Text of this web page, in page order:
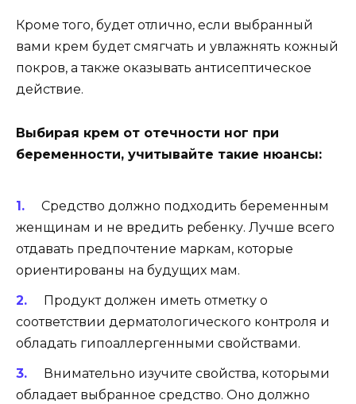
Кроме того, будет отлично, если выбранный
вами крем будет смягчать и увлажнять кожный
покров, а также оказывать антисептическое
действие.
Выбирая крем от отечности ног при
беременности, учитывайте такие нюансы:
Средство должно подходить беременным
женщинам и не вредить ребенку. Лучше всего
отдавать предпочтение маркам, которые
ориентированы на будущих мам.
Продукт должен иметь отметку о
соответствии дерматологического контроля и
обладать гипоаллергенными свойствами.
Внимательно изучите свойства, которыми
обладает выбранное средство. Оно должно